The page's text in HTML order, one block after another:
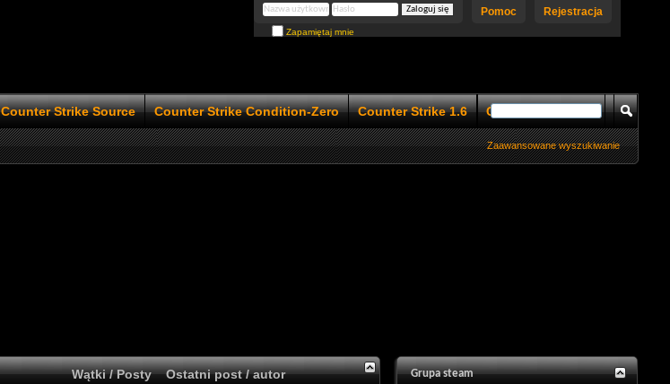
Rejestracja
Pomoc
Zapamiętaj mnie
Counter Strike Source Counter Strike Condition-Zero Counter Strike 1.6 Counter Strike 1.5
Zaawansowane wyszukiwanie
Wątki / Posty Ostatni post / autor Grupa steam